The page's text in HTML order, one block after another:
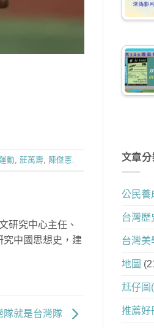
動 莊萬壽 陳傑憲
研究中心主任、
中國思想史，建
隊就是台灣隊
文章分
公民養
台灣歷
台灣美
地圖
尪仔圖
推薦好